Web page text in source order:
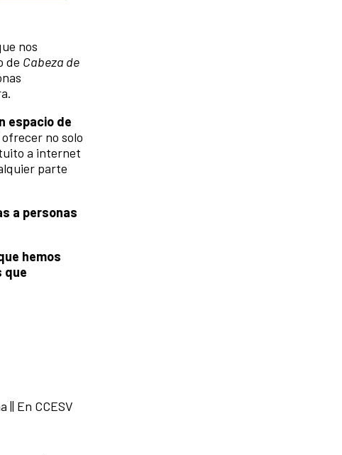
nos
de Cabeza de
espacio de
no solo
a internet
parte
a personas
hemos
que
|| En CCESV